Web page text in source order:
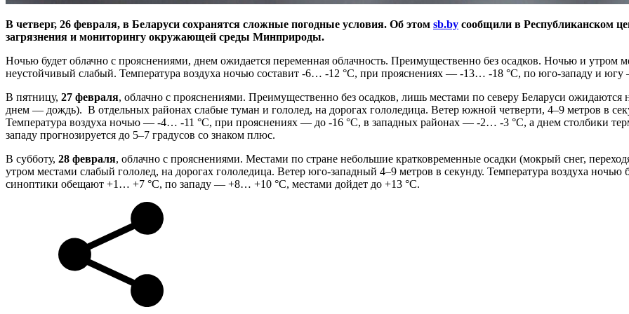
В четверг, 26 февраля, в Беларуси сохранятся сложные погодные условия. Об этом sb.by сообщили в Республиканском
загрязнения и мониторингу окружающей среды Минприроды.
Ночью будет облачно с прояснениями, днем ожидается переменная облачность. Преимущественно без осадков. Ночью и утром
неустойчивый слабый. Температура воздуха ночью составит -6… -12 °С, при прояснениях — -13… -18 °С, по юго-западу и
В пятницу, 27 февраля, облачно с прояснениями. Преимущественно без осадков, лишь местами по северу Беларуси
днем — дождь). В отдельных районах слабые туман и гололед, на дорогах гололедица. Ветер южной четверти, 4–9 метров в
Температура воздуха ночью — -4… -11 °С, при прояснениях — до -16 °С, в западных районах — -2… -3 °С, а днем столбики
западу прогнозируется до 5–7 градусов со знаком плюс.
В субботу, 28 февраля, облачно с прояснениями. Местами по стране небольшие кратковременные осадки (мокрый снег,
утром местами слабый гололед, на дорогах гололедица. Ветер юго-западный 4–9 метров в секунду. Температура воздуха ночью
синоптики обещают +1… +7 °С, по западу — +8… +10 °С, местами дойдет до +13 °С.